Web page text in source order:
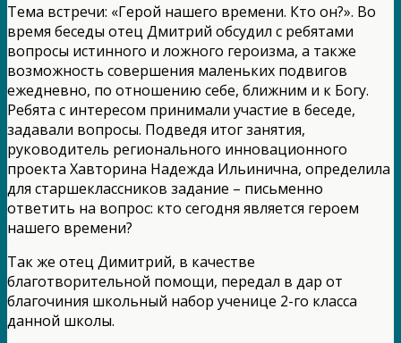
Тема встречи: «Герой нашего времени. Кто он?». Во
время беседы отец Дмитрий обсудил с ребятами
вопросы истинного и ложного героизма, а также
возможность совершения маленьких подвигов
ежедневно, по отношению себе, ближним и к Богу.
Ребята с интересом принимали участие в беседе,
задавали вопросы. Подведя итог занятия,
руководитель регионального инновационного
проекта Хавторина Надежда Ильинична, определила
для старшеклассников задание – письменно
ответить на вопрос: кто сегодня является героем
нашего времени?
Так же отец Димитрий, в качестве
благотворительной помощи, передал в дар от
благочиния школьный набор ученице 2-го класса
данной школы.